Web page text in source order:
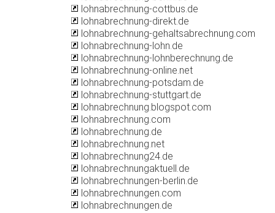
lohnabrechnung-cottbus.de
lohnabrechnung-direkt.de
lohnabrechnung-gehaltsabrechnung.com
lohnabrechnung-lohn.de
lohnabrechnung-lohnberechnung.de
lohnabrechnung-online.net
lohnabrechnung-potsdam.de
lohnabrechnung-stuttgart.de
lohnabrechnung.blogspot.com
lohnabrechnung.com
lohnabrechnung.de
lohnabrechnung.net
lohnabrechnung24.de
lohnabrechnungaktuell.de
lohnabrechnungen-berlin.de
lohnabrechnungen.com
lohnabrechnungen.de